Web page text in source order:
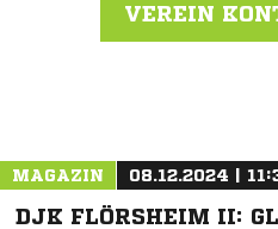
VEREIN
MAGAZIN 08.12.2024 |
DJK FLÖRSHEIM II: